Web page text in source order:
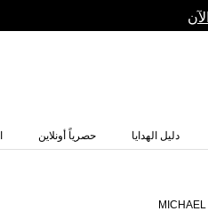
دليل الهدايا حصرياً أونلاين